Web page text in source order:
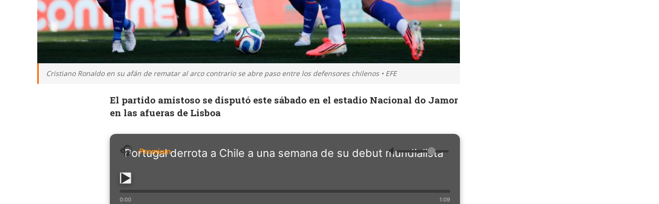
Cristiano Ronaldo en su afán de rematar al arco contrario se abre paso entre los defensores chilenos • EFE
El partido amistoso se disputó este sábado en el estadio Nacional do Jamor
en las afueras de Lisboa
Portugal derrota a Chile a una semana de su debut mundialista
🔈
0:00 1:09